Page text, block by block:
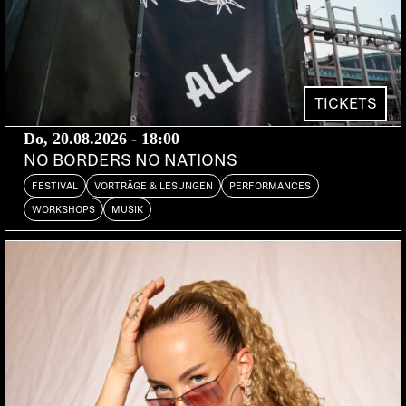
Meister Kostrow, Gunther Adler und Mikron 64, ist
irgendwann zu klein geworden, und es wurde
höchste Zeit, ein neues Label aus dem Hut zu
zaubern:
Es entstand International Nneon Entertainment,
welches, neben A*Class mit «Ain’t No Future But
Our Future» und Intertecsupabrainbeatzroomboyz
mit «69 Luftgitarren», Titel, die einfach
ausgeschrieben sein wollen, mit Augsburger
Tafelconfect und ihrem Debut «Fusion In The
Deutet einiges darauf hin, dass es sich hier um
Leute mit einem gewissen Humor handelt, muss
aber betont werden, dass es sich bei ihrem Produkt
um elektronische Musik weitgehend ohne
TICKETS
Do, 20.08.2026 - 18:00
NO BORDERS NO NATIONS
FESTIVAL VORTRÄGE & LESUNGEN PERFORMANCES
WORKSHOPS MUSIK